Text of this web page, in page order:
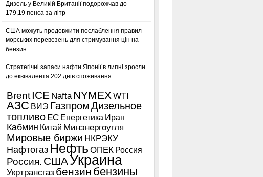
Дизель у Великій Британії подорожчав до
179,19 пенса за літр
США можуть продовжити послаблення правил
морських перевезень для стримування цін на
бензин
Стратегічні запаси нафти Японії в липні зросли
до еквівалента 202 днів споживання
Brent ICE Nafta NYMEXWTI
АЗС ВИЭ ГазпромДизельное
топливо ЕС Енергетика Иран
Кабмин Китай Минэнергоугля
Мировые биржи НКРЭКУ
Нафтогаз Нефть ОПЕК Россия
Россия. СШАУкраина
Укртрансгаз бензин бензины